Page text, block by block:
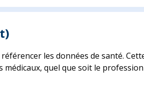
les données de santé.
médicaux, quel que soit le